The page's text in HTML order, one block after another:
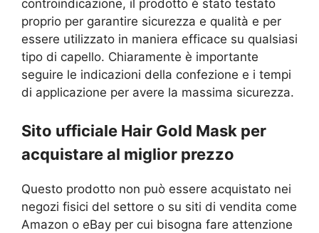
controindicazione, il prodotto è stato testato
proprio per garantire sicurezza e qualità e per
essere utilizzato in maniera efficace su qualsiasi
tipo di capello. Chiaramente è importante
seguire le indicazioni della confezione e i tempi
di applicazione per avere la massima sicurezza.
Sito ufficiale Hair Gold Mask per
acquistare al miglior prezzo
Questo prodotto non può essere acquistato nei
negozi fisici del settore o su siti di vendita come
Amazon o eBay per cui bisogna fare attenzione